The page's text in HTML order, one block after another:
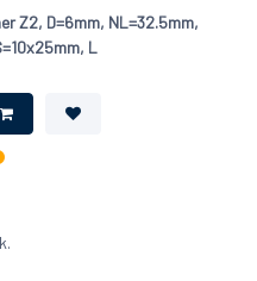
Z2, D=6mm, NL=32.5mm,
L